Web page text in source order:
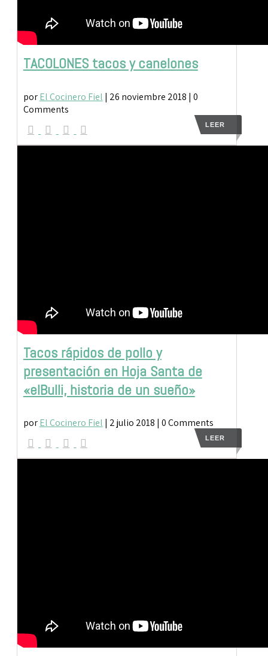
TACOLONES tacos y canelones
porEl Cocinero Fiel | 26 noviembre 2018 | 0
Comments
LEER
Tacos rápidos de pollo y
presentación en Hoja Santa de
«elBulli, historia de un sueño»
porEl Cocinero Fiel | 2 julio 2018 | 0 Comments
LEER